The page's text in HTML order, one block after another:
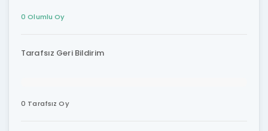
0 Olumlu Oy
Tarafsız Geri Bildirim
0 Tarafsız Oy